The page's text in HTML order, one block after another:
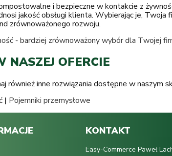
i bezpieczne w kontakcie z
jakość obsługi klienta. Wybierając je, Twoja
zrównoważonego rozwoju.
- bardziej zrównoważony wybór dla Twojej
OFERCIE
również inne rozwiązania dostępne w naszym
| Pojemniki przemysłowe
KONTAKT
Easy-Commerce Paweł